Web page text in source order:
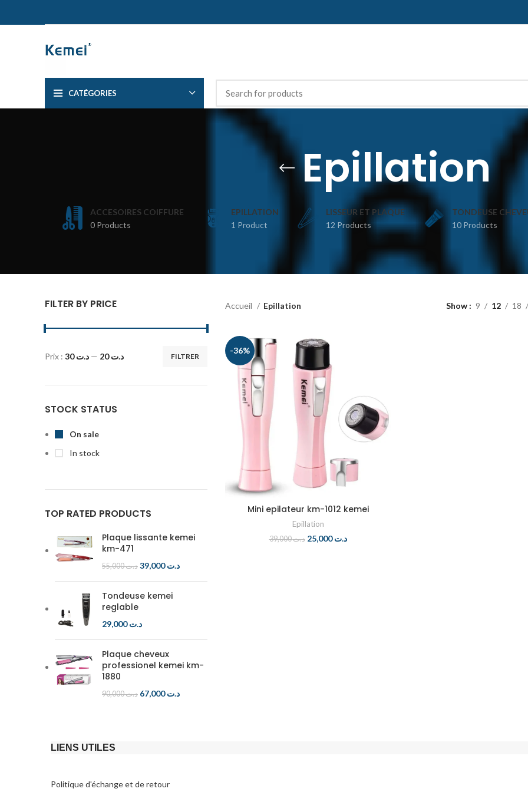
CATÉGORIES
Epillation
ACCESOIRES COIFFURE
0 Products
EPILLATION
1 Product
LISSEUR ET PLAQUE
12 Products
TONDEUSE
10 Products
FILTER BY PRICE
FILTRER
Prix : د.ت 20 — د.ت 30
STOCK STATUS
On sale
In stock
TOP RATED PRODUCTS
Plaque lissante kemei
km-471
د.ت55,000 د.ت39,000
Tondeuse kemei
reglable
د.ت29,000
Plaque cheveux
professionel kemei km-
1880
د.ت90,000 د.ت67,000
Accueil Epillation Show 9 12 18
-36%
Mini epilateur km-1012 kemei
Epillation
د.ت39,000 د.ت25,000
LIENS UTILES
Politique d'échange et de retour​